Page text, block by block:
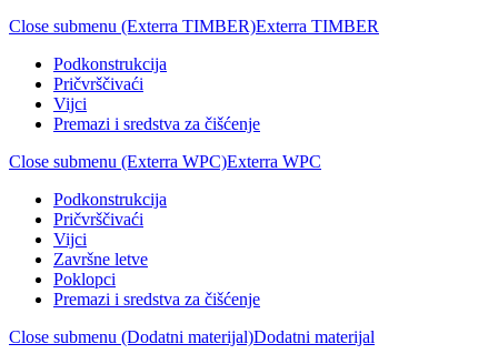
Close submenu (Exterra TIMBER)Exterra TIMBER
Podkonstrukcija
Pričvrščivaći
Vijci
Premazi i sredstva za čišćenje
Close submenu (Exterra WPC)Exterra WPC
Podkonstrukcija
Pričvrščivaći
Vijci
Završne letve
Poklopci
Premazi i sredstva za čišćenje
Close submenu (Dodatni materijal)Dodatni materijal